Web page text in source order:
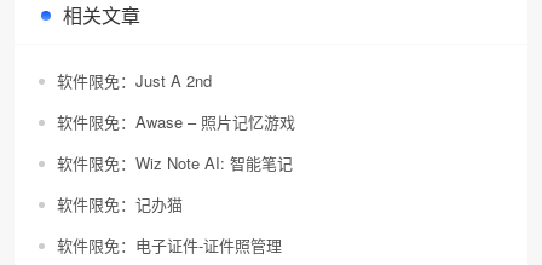
相关文章
软件限免：Just A 2nd
软件限免：Awase – 照片记忆游戏
软件限免：Wiz Note AI: 智能笔记
软件限免：记办猫
软件限免：电子证件-证件照管理